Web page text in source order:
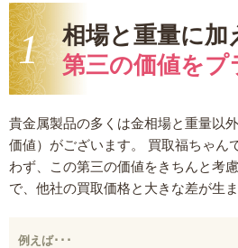
相場と重量に加
第三の価値をプ
貴金属製品の多くは金相場と重量以
価値）がございます。 買取福ちゃん
わず、この第三の価値をきちんと考
で、他社の買取価格と大きな差が生ま
例えば･･･